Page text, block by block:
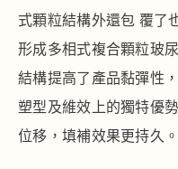
式顆粒結構外還包 覆了
形成多相式複合顆粒玻
結構提高了產品黏彈性
塑型及維效上的獨特優
位移，填補效果更持久。